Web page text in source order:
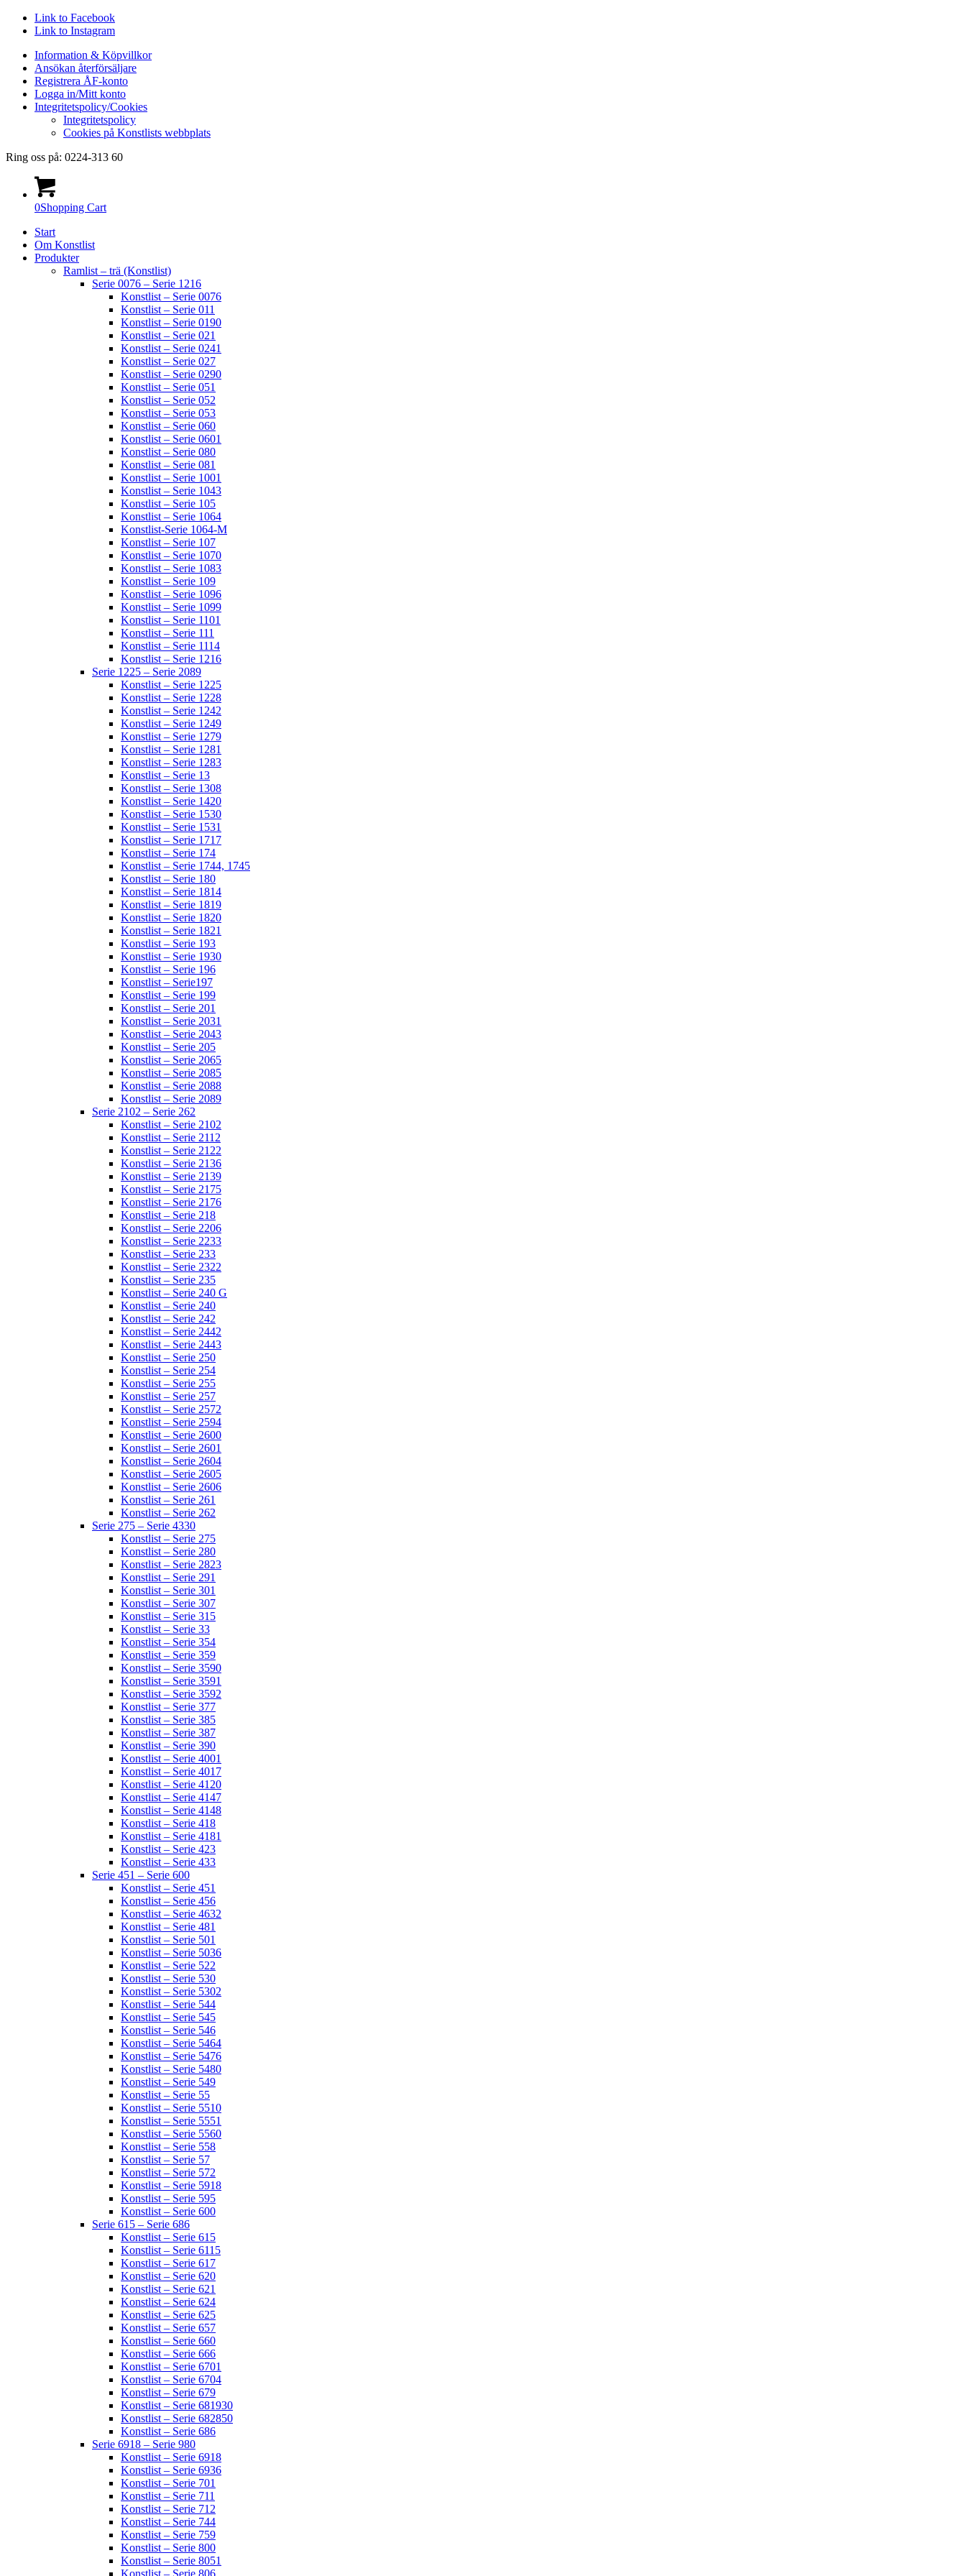
Link to Facebook
Link to Instagram
Information & Köpvillkor
Ansökan återförsäljare
Registrera ÅF-konto
Logga in/Mitt konto
Integritetspolicy/Cookies
Integritetspolicy
Cookies på Konstlists webbplats
Ring oss på: 0224-313 60
0Shopping Cart
Start
Om Konstlist
Produkter
Ramlist – trä (Konstlist)
Serie 0076 – Serie 1216
Konstlist – Serie 0076
Konstlist – Serie 011
Konstlist – Serie 0190
Konstlist – Serie 021
Konstlist – Serie 0241
Konstlist – Serie 027
Konstlist – Serie 0290
Konstlist – Serie 051
Konstlist – Serie 052
Konstlist – Serie 053
Konstlist – Serie 060
Konstlist – Serie 0601
Konstlist – Serie 080
Konstlist – Serie 081
Konstlist – Serie 1001
Konstlist – Serie 1043
Konstlist – Serie 105
Konstlist – Serie 1064
Konstlist-Serie 1064-M
Konstlist – Serie 107
Konstlist – Serie 1070
Konstlist – Serie 1083
Konstlist – Serie 109
Konstlist – Serie 1096
Konstlist – Serie 1099
Konstlist – Serie 1101
Konstlist – Serie 111
Konstlist – Serie 1114
Konstlist – Serie 1216
Serie 1225 – Serie 2089
Konstlist – Serie 1225
Konstlist – Serie 1228
Konstlist – Serie 1242
Konstlist – Serie 1249
Konstlist – Serie 1279
Konstlist – Serie 1281
Konstlist – Serie 1283
Konstlist – Serie 13
Konstlist – Serie 1308
Konstlist – Serie 1420
Konstlist – Serie 1530
Konstlist – Serie 1531
Konstlist – Serie 1717
Konstlist – Serie 174
Konstlist – Serie 1744, 1745
Konstlist – Serie 180
Konstlist – Serie 1814
Konstlist – Serie 1819
Konstlist – Serie 1820
Konstlist – Serie 1821
Konstlist – Serie 193
Konstlist – Serie 1930
Konstlist – Serie 196
Konstlist – Serie197
Konstlist – Serie 199
Konstlist – Serie 201
Konstlist – Serie 2031
Konstlist – Serie 2043
Konstlist – Serie 205
Konstlist – Serie 2065
Konstlist – Serie 2085
Konstlist – Serie 2088
Konstlist – Serie 2089
Serie 2102 – Serie 262
Konstlist – Serie 2102
Konstlist – Serie 2112
Konstlist – Serie 2122
Konstlist – Serie 2136
Konstlist – Serie 2139
Konstlist – Serie 2175
Konstlist – Serie 2176
Konstlist – Serie 218
Konstlist – Serie 2206
Konstlist – Serie 2233
Konstlist – Serie 233
Konstlist – Serie 2322
Konstlist – Serie 235
Konstlist – Serie 240 G
Konstlist – Serie 240
Konstlist – Serie 242
Konstlist – Serie 2442
Konstlist – Serie 2443
Konstlist – Serie 250
Konstlist – Serie 254
Konstlist – Serie 255
Konstlist – Serie 257
Konstlist – Serie 2572
Konstlist – Serie 2594
Konstlist – Serie 2600
Konstlist – Serie 2601
Konstlist – Serie 2604
Konstlist – Serie 2605
Konstlist – Serie 2606
Konstlist – Serie 261
Konstlist – Serie 262
Serie 275 – Serie 4330
Konstlist – Serie 275
Konstlist – Serie 280
Konstlist – Serie 2823
Konstlist – Serie 291
Konstlist – Serie 301
Konstlist – Serie 307
Konstlist – Serie 315
Konstlist – Serie 33
Konstlist – Serie 354
Konstlist – Serie 359
Konstlist – Serie 3590
Konstlist – Serie 3591
Konstlist – Serie 3592
Konstlist – Serie 377
Konstlist – Serie 385
Konstlist – Serie 387
Konstlist – Serie 390
Konstlist – Serie 4001
Konstlist – Serie 4017
Konstlist – Serie 4120
Konstlist – Serie 4147
Konstlist – Serie 4148
Konstlist – Serie 418
Konstlist – Serie 4181
Konstlist – Serie 423
Konstlist – Serie 433
Serie 451 – Serie 600
Konstlist – Serie 451
Konstlist – Serie 456
Konstlist – Serie 4632
Konstlist – Serie 481
Konstlist – Serie 501
Konstlist – Serie 5036
Konstlist – Serie 522
Konstlist – Serie 530
Konstlist – Serie 5302
Konstlist – Serie 544
Konstlist – Serie 545
Konstlist – Serie 546
Konstlist – Serie 5464
Konstlist – Serie 5476
Konstlist – Serie 5480
Konstlist – Serie 549
Konstlist – Serie 55
Konstlist – Serie 5510
Konstlist – Serie 5551
Konstlist – Serie 5560
Konstlist – Serie 558
Konstlist – Serie 57
Konstlist – Serie 572
Konstlist – Serie 5918
Konstlist – Serie 595
Konstlist – Serie 600
Serie 615 – Serie 686
Konstlist – Serie 615
Konstlist – Serie 6115
Konstlist – Serie 617
Konstlist – Serie 620
Konstlist – Serie 621
Konstlist – Serie 624
Konstlist – Serie 625
Konstlist – Serie 657
Konstlist – Serie 660
Konstlist – Serie 666
Konstlist – Serie 6701
Konstlist – Serie 6704
Konstlist – Serie 679
Konstlist – Serie 681930
Konstlist – Serie 682850
Konstlist – Serie 686
Serie 6918 – Serie 980
Konstlist – Serie 6918
Konstlist – Serie 6936
Konstlist – Serie 701
Konstlist – Serie 711
Konstlist – Serie 712
Konstlist – Serie 744
Konstlist – Serie 759
Konstlist – Serie 800
Konstlist – Serie 8051
Konstlist – Serie 806